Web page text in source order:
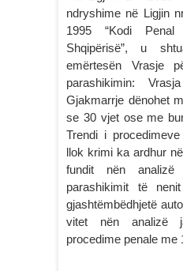
ndryshime në Ligjin
1995 “Kodi
Shqipërisë”, u
emërtesën Vrasje
parashikimin:
Gjakmarrje dënohet
se 30 vjet ose me
Trendi i
llok krimi ka ardhur
fundit nën
parashikimit të
gjashtëmbëdhjetë
vitet nën analizë
procedime penale me